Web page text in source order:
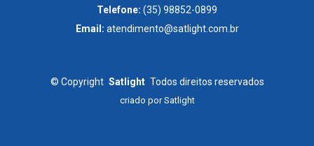
Telefone: (35) 98852-0899
Email: atendimento@satlight.com.br
© Copyright Satlight Todos direitos reservados
criado porSatlight